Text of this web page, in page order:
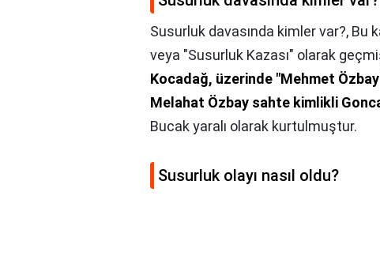
Susurluk davasında kimler var?, Bu
veya "Susurluk Kazası" olarak
Kocadağ, üzerinde "Mehmet
Melahat Özbay sahte kimlikli
Bucak yaralı olarak kurtulmuştur.
Susurluk olayı nasıl oldu?